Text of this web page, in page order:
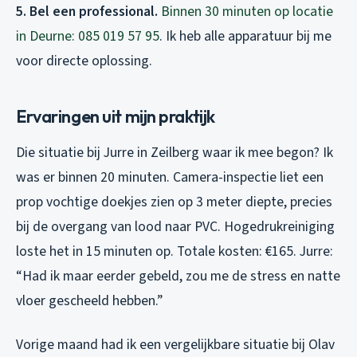
5. Bel een professional. Binnen 30 minuten op locatie
in Deurne: 085 019 57 95. Ik heb alle apparatuur bij me
voor directe oplossing.
Ervaringen uit mijn praktijk
Die situatie bij Jurre in Zeilberg waar ik mee begon? Ik
was er binnen 20 minuten. Camera-inspectie liet een
prop vochtige doekjes zien op 3 meter diepte, precies
bij de overgang van lood naar PVC. Hogedrukreiniging
loste het in 15 minuten op. Totale kosten: €165. Jurre:
“Had ik maar eerder gebeld, zou me de stress en natte
vloer gescheeld hebben.”
Vorige maand had ik een vergelijkbare situatie bij Olav